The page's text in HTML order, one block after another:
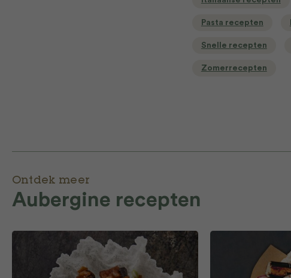
Pasta recepten
Snelle recepten
Zomerrecepten
Ontdek meer
Aubergine recepten